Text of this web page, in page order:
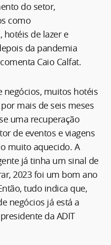
do setor,
como
de lazer e
da pandemia
Caio Calfat.
negócios, muitos hotéis
mais de seis meses
uma recuperação
de eventos e viagens
muito aquecido. A
já tinha um sinal de
2023 foi um bom ano
tudo indica que,
negócios já está a
da ADIT